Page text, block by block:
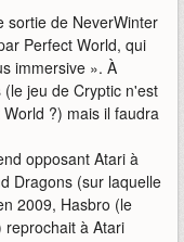
sortie de NeverWinter
Perfect World, qui
immersive ». À
jeu de Cryptic n'est
?) mais il faudra
opposant Atari à
Dragons (sur laquelle
2009, Hasbro (le
reprochait à Atari